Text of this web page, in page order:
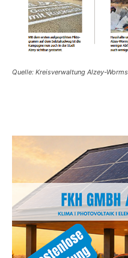
Quelle: Kreisverwaltung Alzey-Worms